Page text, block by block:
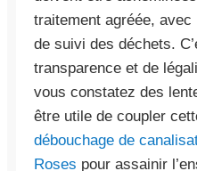
traitement agréée, avec
de suivi des déchets.
transparence et de
vous constatez des
être utile de coupler
débouchage de
Roses pour assainir